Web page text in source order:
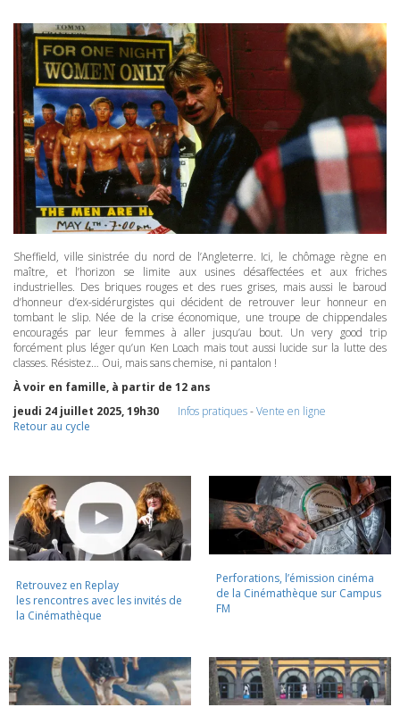
Sheffield, ville sinistrée du nord de l’Angleterre. Ici, le chômage règne en
maître, et l’horizon se limite aux usines désaffectées et aux friches
industrielles. Des briques rouges et des rues grises, mais aussi le baroud
d’honneur d’ex-sidérurgistes qui décident de retrouver leur honneur en
tombant le slip. Née de la crise économique, une troupe de chippendales
encouragés par leur femmes à aller jusqu’au bout. Un very good trip
forcément plus léger qu’un Ken Loach mais tout aussi lucide sur la lutte des
classes. Résistez… Oui, mais sans chemise, ni pantalon !
À voir en famille, à partir de 12 ans
jeudi 24 juillet 2025, 19h30
Infos pratiques-Vente en ligne
Retour au cycle
Retrouvez en Replay
les rencontres avec les invités de
la Cinémathèque
Perforations, l’émission cinéma
de la Cinémathèque sur Campus
FM